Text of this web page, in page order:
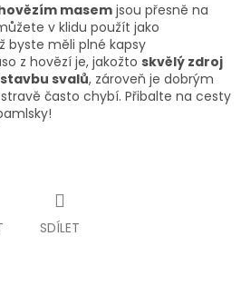
masemjsou přesně na
v klidu použít jako
byste měli plné kapsy
z hovězí je, jakožto skvělý zdroj
svalů, zároveň je dobrým
často chybí. Přibalte na cesty
SDÍLET